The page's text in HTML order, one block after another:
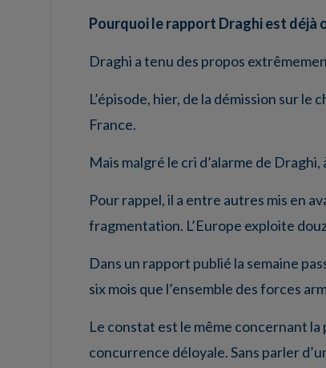
Pourquoi le rapport Draghi est déjà
Draghi a tenu des propos
L’épisode, hier, de la démission sur
France.
Mais malgré le cri d’alarme de
Pour rappel, il a entre autres mis en
fragmentation. L’Europe exploite
Dans un rapport publié la semaine
six mois que l’ensemble des forces
Le constat est le même concernant
concurrence déloyale. Sans parler